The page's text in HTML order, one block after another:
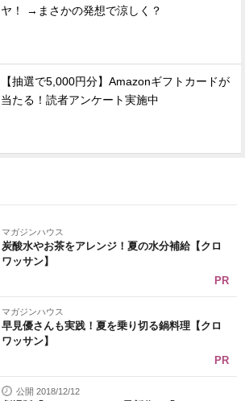
ヤ！ →まさかの発想で涼しく？
【抽選で5,000円分】Amazonギフトカードが
当たる！読者アンケート実施中
マガジンハウス
炭酸水やお茶をアレンジ！夏の水分補給【クロ
ワッサン】
PR
マガジンハウス
早見優さんも実践！夏を乗り切る鍋料理【クロ
ワッサン】
PR
公開 2018/12/12